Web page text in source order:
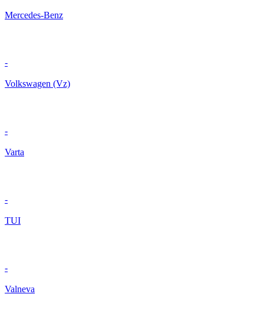
Mercedes-Benz
-
Volkswagen (Vz)
-
Varta
-
TUI
-
Valneva